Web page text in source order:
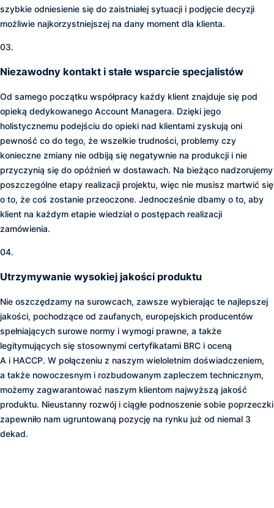
szybkie odniesienie się do zaistniałej sytuacji i podjęcie decyzji
możliwie najkorzystniejszej na dany moment dla klienta.
03.
Niezawodny kontakt i stałe wsparcie specjalistów
Od samego początku współpracy każdy klient znajduje się pod
opieką dedykowanego Account Managera. Dzięki jego
holistycznemu podejściu do opieki nad klientami zyskują oni
pewność co do tego, że wszelkie trudności, problemy czy
konieczne zmiany nie odbiją się negatywnie na produkcji i nie
przyczynią się do opóźnień w dostawach. Na bieżąco nadzorujemy
poszczególne etapy realizacji projektu, więc nie musisz martwić się
o to, że coś zostanie przeoczone. Jednocześnie dbamy o to, aby
klient na każdym etapie wiedział o postępach realizacji
zamówienia.
04.
Utrzymywanie wysokiej jakości produktu
Nie oszczędzamy na surowcach, zawsze wybierając te najlepszej
jakości, pochodzące od zaufanych, europejskich producentów
spełniających surowe normy i wymogi prawne, a także
legitymujących się stosownymi certyfikatami BRC i oceną
A i HACCP. W połączeniu z naszym wieloletnim doświadczeniem,
a także nowoczesnym i rozbudowanym zapleczem technicznym,
możemy zagwarantować naszym klientom najwyższą jakość
produktu. Nieustanny rozwój i ciągłe podnoszenie sobie poprzeczki
zapewniło nam ugruntowaną pozycję na rynku już od niemal 3
dekad.